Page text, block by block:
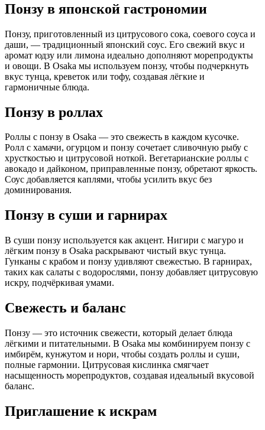
Понзу в японской гастрономии
Понзу, приготовленный из цитрусового сока, соевого соуса и
даши, — традиционный японский соус. Его свежий вкус и
аромат юдзу или лимона идеально дополняют морепродукты
и овощи. В Osaka мы используем понзу, чтобы подчеркнуть
вкус тунца, креветок или тофу, создавая лёгкие и
гармоничные блюда.
Понзу в роллах
Роллы с понзу в Osaka — это свежесть в каждом кусочке.
Ролл с хамачи, огурцом и понзу сочетает сливочную рыбу с
хрусткостью и цитрусовой ноткой. Вегетарианские роллы с
авокадо и дайконом, приправленные понзу, обретают яркость.
Соус добавляется каплями, чтобы усилить вкус без
доминирования.
Понзу в суши и гарнирах
В суши понзу используется как акцент. Нигири с магуро и
лёгким понзу в Osaka раскрывают чистый вкус тунца.
Гунканы с крабом и понзу удивляют свежестью. В гарнирах,
таких как салаты с водорослями, понзу добавляет цитрусовую
искру, подчёркивая умами.
Свежесть и баланс
Понзу — это источник свежести, который делает блюда
лёгкими и питательными. В Osaka мы комбинируем понзу с
имбирём, кунжутом и нори, чтобы создать роллы и суши,
полные гармонии. Цитрусовая кислинка смягчает
насыщенность морепродуктов, создавая идеальный вкусовой
баланс.
Приглашение к искрам